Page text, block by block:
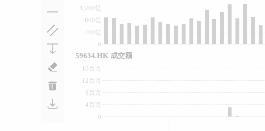
0
400亿
800亿
1,200亿
0
4百万
8百万
12百万
16百万
59634.HK 成交额